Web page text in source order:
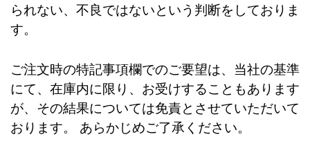
られない、不良ではないという判断をしておりま
す。
ご注文時の特記事項欄でのご要望は、当社の基準
にて、在庫内に限り、お受けすることもあります
が、その結果については免責とさせていただいて
おります。 あらかじめご了承ください。